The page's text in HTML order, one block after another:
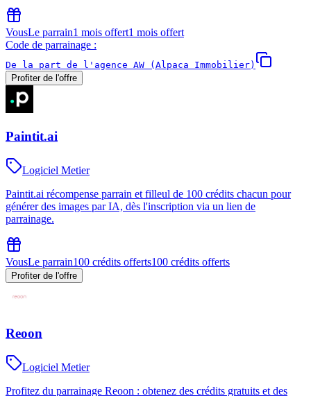
VousLe parrain1 mois offert1 mois offert
Code de parrainage :
De la part de l'agence AW (Alpaca Immobilier)
Profiter de l'offre
Paintit.ai
Logiciel Metier
Paintit.ai récompense parrain et filleul de 100 crédits chacun pour
générer des images par IA, dès l'inscription via un lien de
parrainage.
VousLe parrain100 crédits offerts100 crédits offerts
Profiter de l'offre
Reoon
Logiciel Metier
Profitez du parrainage Reoon : obtenez des crédits gratuits et des